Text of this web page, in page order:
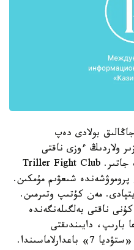
بولادى دەپ
ولاردىڭ ءوزى ناقتى
داتاسىن بىلمەيدى. ولار دا كۇتىپ جاتىر. Triller Fight Club
شىعۋىم مۇمكىن.
مەن كۇتىپ وتىرمىن.
ناقتى بەلگىلەنگەندە
بارىپ، دايىندىقتى